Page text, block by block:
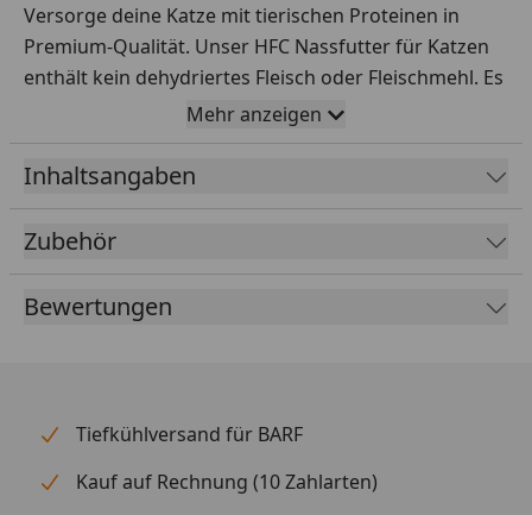
Versorge deine Katze mit tierischen Proteinen in
Premium-Qualität. Unser HFC Nassfutter für Katzen
enthält kein dehydriertes Fleisch oder Fleischmehl. Es
wird ausschließlich mit Fleisch und Fisch in
Lebensmittelqualität zubereitet, erkennbar an dem
HFC Label.
Mehr anzeigen
Inhaltsangaben
Zubehör
Bewertungen
Tiefkühlversand für BARF
Kauf auf Rechnung (10 Zahlarten)